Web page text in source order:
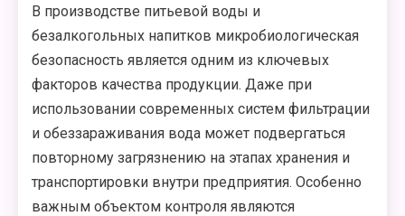
В производстве питьевой воды и
безалкогольных напитков микробиологическая
безопасность является одним из ключевых
факторов качества продукции. Даже при
использовании современных систем фильтрации
и обеззараживания вода может подвергаться
повторному загрязнению на этапах хранения и
транспортировки внутри предприятия. Особенно
важным объектом контроля являются